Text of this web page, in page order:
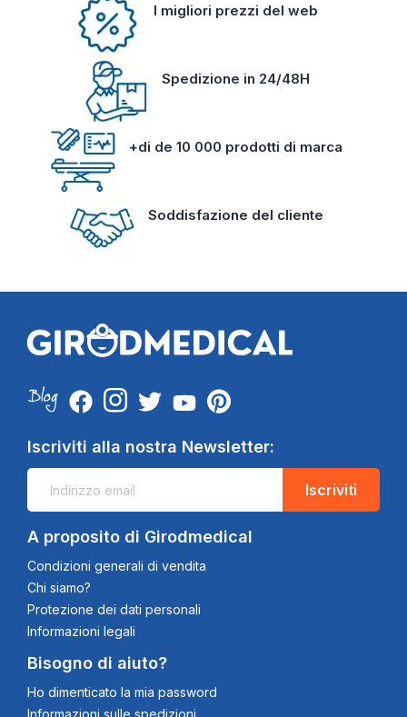
I migliori prezzi del web
Spedizione in 24/48H
+di de 10 000 prodotti di marca
Soddisfazione del cliente
Iscriviti alla nostra Newsletter:
Iscriviti
A proposito di Girodmedical
Condizioni generali di vendita
Chi siamo?
Protezione dei dati personali
Informazioni legali
Bisogno di aiuto?
Ho dimenticato la mia password
Informazioni sulle spedizioni